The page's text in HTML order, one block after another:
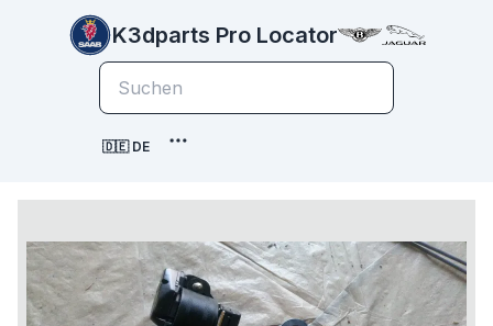
K3dparts Pro Locator
🇩🇪 DE